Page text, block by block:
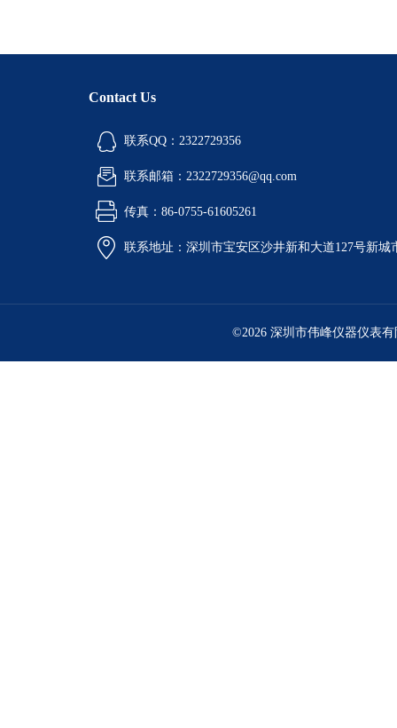
Contact Us
联系QQ：2322729356
联系邮箱：2322729356@qq.com
传真：86-0755-61605261
联系地址：深圳市宝安区沙井新和大道127号新城
©2026 深圳市伟峰仪器仪表